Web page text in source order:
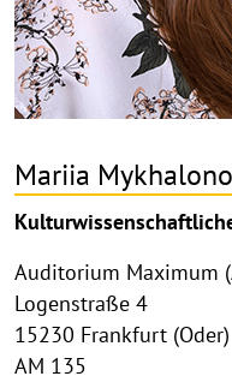
Mariia
Auditorium Maximum
Logenstraße 4
15230 Frankfurt (Oder)
AM 135